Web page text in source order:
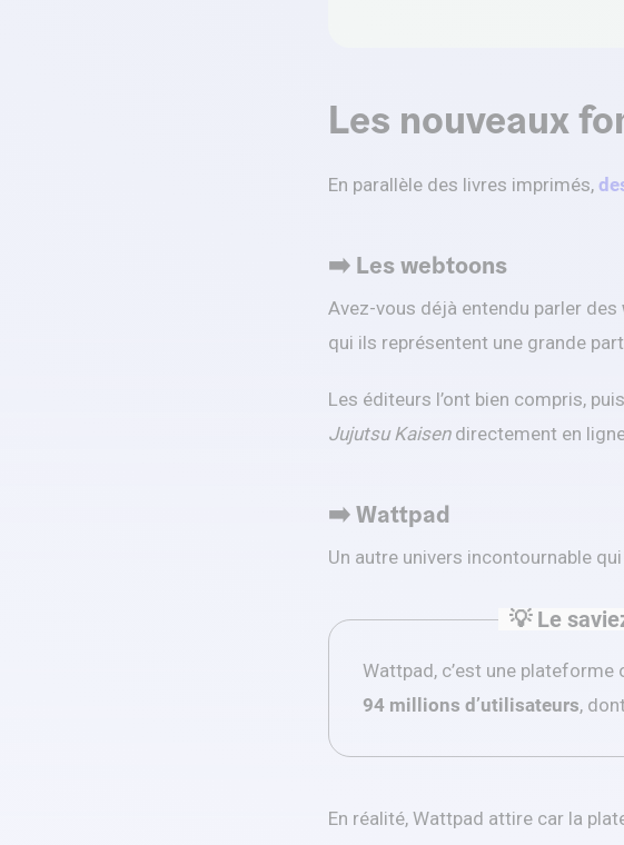
Les nouveaux
En parallèle des livres imprimés,
➡️ Les webtoons
Avez-vous déjà entendu parler des
qui ils représentent une grande
Les éditeurs l’ont bien compris,
Jujutsu Kaisendirectement en
➡️ Wattpad
Un autre univers incontournable
💡 Le
Wattpad, c’est une
94 millions d’utilisateurs, dont
En réalité, Wattpad attire car la